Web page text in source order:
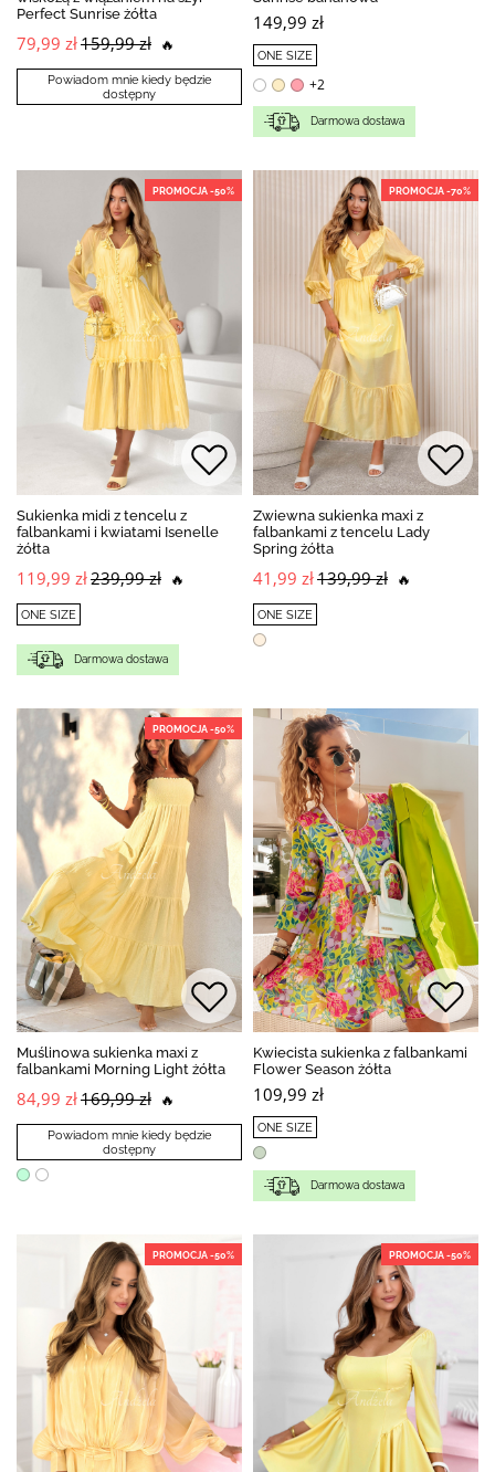
Perfect Sunrise żółta
79,99 zł159,99 zł 🔥
Powiadom mnie kiedy będzie
dostępny
149,99 zł
ONE SIZE
+2
Darmowa dostawa
PROMOCJA -50%
Sukienka midi z tencelu z
falbankami i kwiatami Isenelle
żółta
119,99 zł239,99 zł 🔥
ONE SIZE
Darmowa dostawa
PROMOCJA -70%
Zwiewna sukienka maxi z
falbankami z tencelu Lady
Spring żółta
41,99 zł139,99 zł 🔥
ONE SIZE
PROMOCJA -50%
Muślinowa sukienka maxi z
falbankami Morning Light żółta
84,99 zł169,99 zł 🔥
Powiadom mnie kiedy będzie
dostępny
Kwiecista sukienka z falbankami
Flower Season żółta
109,99 zł
ONE SIZE
Darmowa dostawa
PROMOCJA -50% PROMOCJA -50%